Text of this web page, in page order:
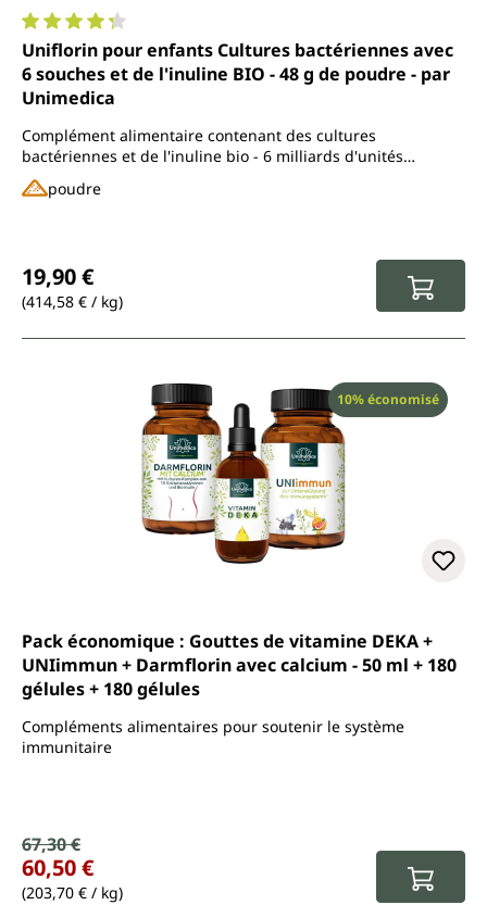
Note moyenne de 4.2 sur 5 étoiles
Uniflorin pour enfants Cultures bactériennes avec
6 souches et de l'inuline BIO - 48 g de poudre - par
Unimedica
Complément alimentaire contenant des cultures
bactériennes et de l'inuline bio - 6 milliards d'unités
formant colonie (UFC) par dose quotidienne (0,8 g)
poudre
19,90 €
(414,58 € / kg)
Réduction
10% économisé
Pack économique : Gouttes de vitamine DEKA +
UNIimmun + Darmflorin avec calcium - 50 ml + 180
gélules + 180 gélules
Compléments alimentaires pour soutenir le système
immunitaire
Prix de vente :
Prix régulier :
67,30 €
60,50 €
(203,70 € / kg)